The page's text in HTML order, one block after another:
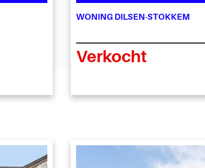
WONING DILSEN-STOKKEM
Verkocht